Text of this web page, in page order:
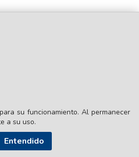
su funcionamiento. Al permanecer
a su uso.
Entendido